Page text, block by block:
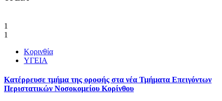
1
1
Κορινθία
ΥΓΕΙΑ
Kατέρρευσε τμήμα της οροφής στα νέα Τμήματα Επειγόντων
Περιστατικών Νοσοκομείου Κορίνθου